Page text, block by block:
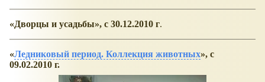
Дворцы и усадьбы , с 30.12.2010 г.
Ледниковый период. Коллекция животных , с
09.02.2010 г.